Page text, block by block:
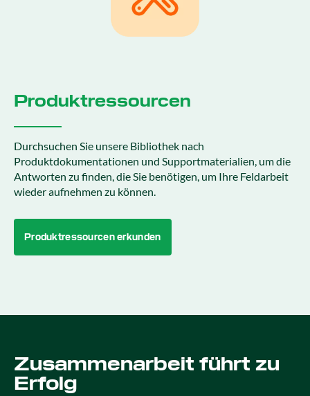
Produktressourcen
Durchsuchen Sie unsere Bibliothek nach
Produktdokumentationen und Supportmaterialien, um die
Antworten zu finden, die Sie benötigen, um Ihre Feldarbeit
wieder aufnehmen zu können.
Produktressourcen erkunden
Zusammenarbeit führt zu
Erfolg